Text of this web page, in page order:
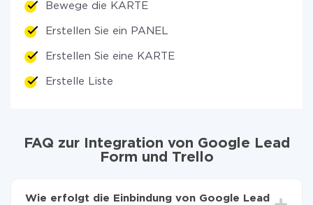
Bewege die KARTE
Erstellen Sie ein PANEL
Erstellen Sie eine KARTE
Erstelle Liste
FAQ zur Integration von Google Lead
Form und Trello
Wie erfolgt die Einbindung von Google Lead